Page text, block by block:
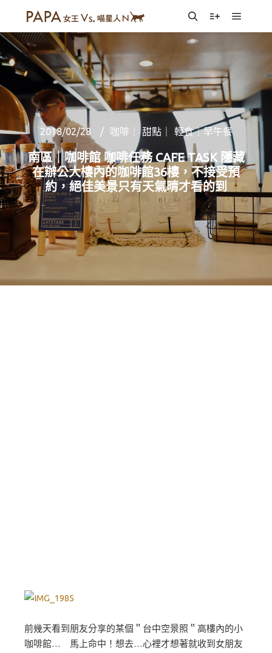
SearchMore info
Main
2018/02/28 咖啡｜ 甜點｜ 輕食｜早午餐
南區｜咖啡館 咖啡任務 CAFE TASK 隱藏
在辦公大樓內的咖啡館36樓，不接受預
約，絕佳美景只有天氣晴才看的到
前幾天看到朋友分享的某個＂台中空景照＂高樓內的小
咖啡館… 馬上命中！想去…心裡才想著就收到女朋友